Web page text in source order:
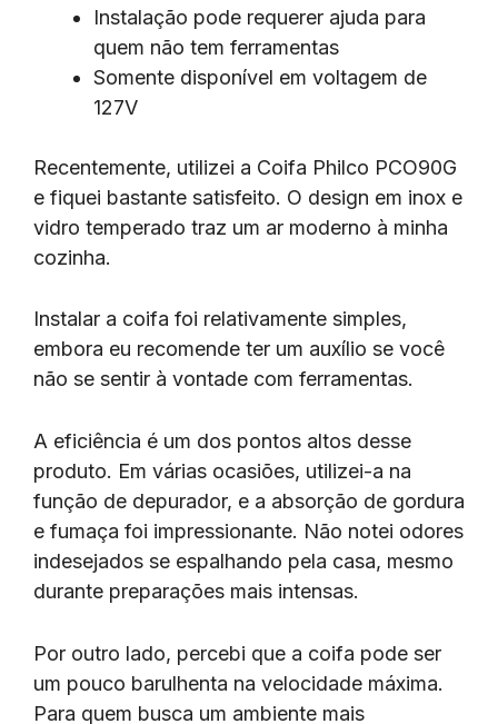
Instalação pode requerer ajuda para
quem não tem ferramentas
Somente disponível em voltagem de
127V
Recentemente, utilizei a Coifa Philco PCO90G
e fiquei bastante satisfeito. O design em inox e
vidro temperado traz um ar moderno à minha
cozinha.
Instalar a coifa foi relativamente simples,
embora eu recomende ter um auxílio se você
não se sentir à vontade com ferramentas.
A eficiência é um dos pontos altos desse
produto. Em várias ocasiões, utilizei-a na
função de depurador, e a absorção de gordura
e fumaça foi impressionante. Não notei odores
indesejados se espalhando pela casa, mesmo
durante preparações mais intensas.
Por outro lado, percebi que a coifa pode ser
um pouco barulhenta na velocidade máxima.
Para quem busca um ambiente mais